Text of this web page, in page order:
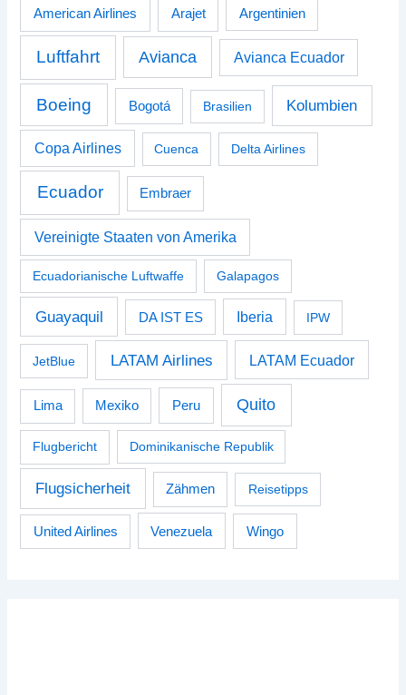
American Airlines Arajet Argentinien
Luftfahrt Avianca Avianca Ecuador
Boeing Bogotá Brasilien Kolumbien
Copa Airlines Cuenca Delta Airlines
Ecuador Embraer
Vereinigte Staaten von Amerika
Ecuadorianische Luftwaffe Galapagos
Guayaquil DA IST ES Iberia IPW
JetBlue LATAM Airlines LATAM Ecuador
Lima Mexiko Peru Quito
Flugbericht Dominikanische Republik
Flugsicherheit Zähmen Reisetipps
United Airlines Venezuela Wingo